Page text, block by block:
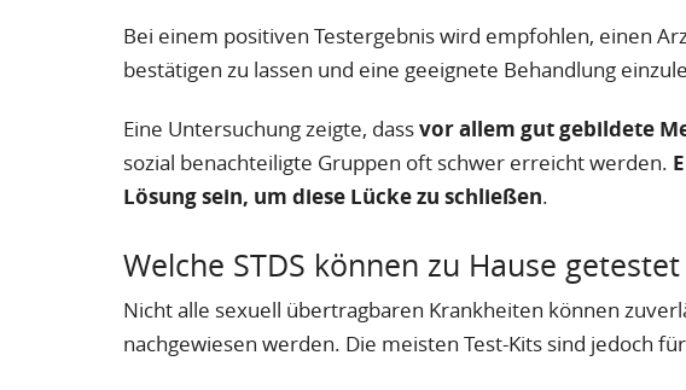
Bei einem positiven Testergebnis wird empfohlen, einen
bestätigen zu lassen und eine geeignete Behandlung
Eine Untersuchung zeigte, dassvor allem gut gebildete
sozial benachteiligte Gruppen oft schwer erreicht werden.
Lösung sein, um diese Lücke zu schließen.
Welche STDS können zu Hause
Nicht alle sexuell übertragbaren Krankheiten können
nachgewiesen werden. Die meisten Test-Kits sind jedoch